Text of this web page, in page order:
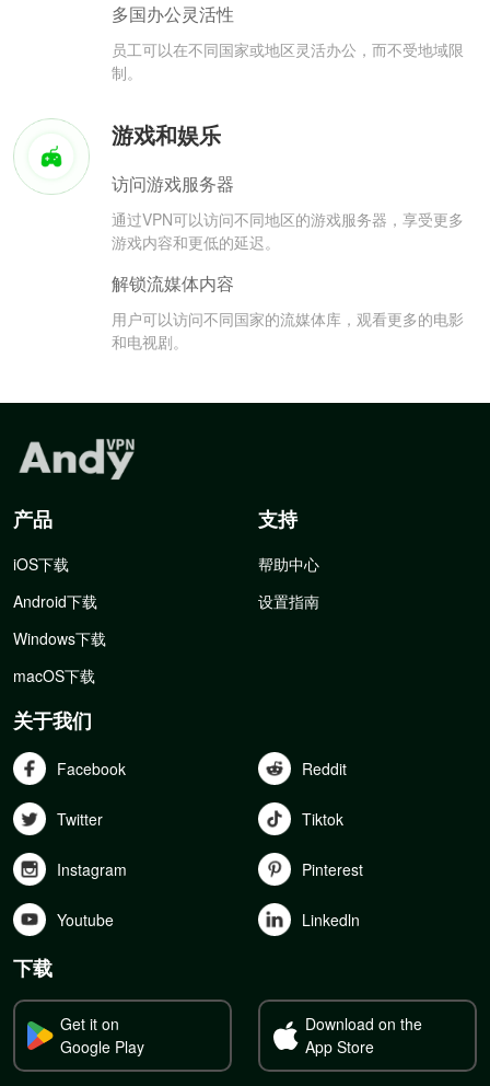
多国办公灵活性
员工可以在不同国家或地区灵活办公，而不受地域限
制。
游戏和娱乐
访问游戏服务器
通过VPN可以访问不同地区的游戏服务器，享受更多
游戏内容和更低的延迟。
解锁流媒体内容
用户可以访问不同国家的流媒体库，观看更多的电影
和电视剧。
产品
iOS下载
Android下载
Windows下载
macOS下载
支持
帮助中心
设置指南
关于我们
Facebook Reddit
Twitter Tiktok
Instagram Pinterest
Youtube Linkedln
下载
Get it on
Google Play
Download on the
App Store